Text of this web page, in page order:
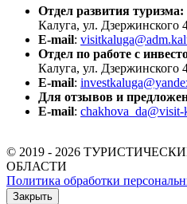
Отдел развития туризма:
Калуга, ул. Дзержинского
E-mail:
Отдел по работе с
Калуга, ул. Дзержинского
E-mail:
Для отзывов и
E-mail: chakhova_da@visit-
© 2019 - 2026
ОБЛАСТИ
Политика обработки
Закрыть